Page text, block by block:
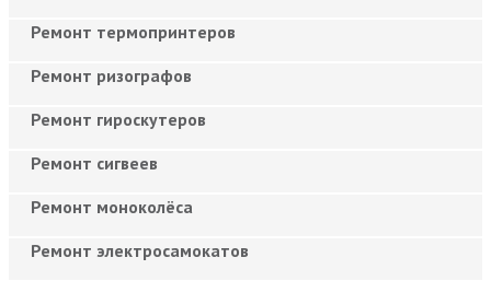
Ремонт термопринтеров
Ремонт ризографов
Ремонт гироскутеров
Ремонт сигвеев
Ремонт моноколёса
Ремонт электросамокатов